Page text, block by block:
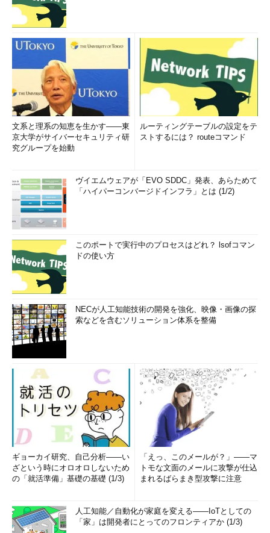
文系と理系の知恵を生かす――東
京大学がサイバーセキュリティ研
究グループを始動
ルーティングテーブルの設定をテ
ストするには？ routeコマンド
ヴイエムウェアが「EVO SDDC」発表、あらためて
「ハイパーコンバージドインフラ」とは (1/2)
このポートで実行中のプロセスはどれ？ lsofコマン
ドの使い方
NECが人工知能技術の開発を強化、映像・画像の探
索などを含むソリューション体系を整備
ギョーカイ研究、自己分析――い
ざという時にオロオロしないため
の「就活準備」基礎の基礎 (1/3)
「えっ、このメールが？」――マ
トモな文面のメールに攻撃が仕込
まれるばらまき型攻撃に注意
人工知能／自動化が家庭を変える――IoTとしての
「家」は開発者にとってのフロンティアか (1/3)